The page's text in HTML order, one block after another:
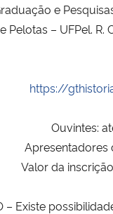
e
Pelotas – UFPel. R.
https://
Ouvintes:
Apresentadores
Valor da
– Existe